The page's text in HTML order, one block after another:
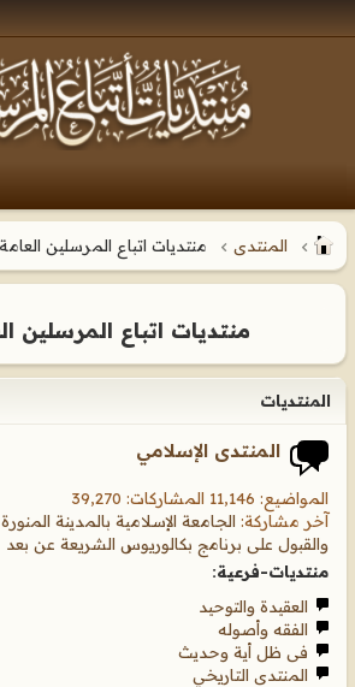
المنتدى منتديات اتباع المرسلين العامة
منتديات اتباع المرسلين
المنتديات
المنتدى الإسلامي
المواضيع: 11,146 المشاركات: 39,270
آخر مشاركة: الجامعة الإسلامية بالمدينة
والقبول على برنامج بكالوريوس الشريعة عن بعد
منتديات-فرعية:
العقيدة والتوحيد
الفقه وأصوله
فى ظل أية وحديث
المنتدى التاريخي